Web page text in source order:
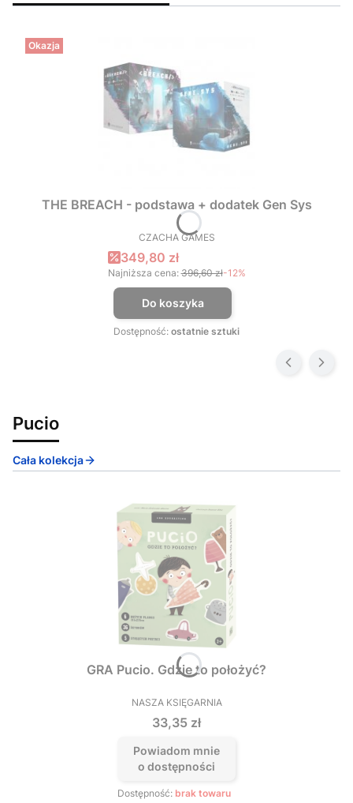
Okazja
THE BREACH - podstawa + dodatek Gen Sys
PRODUCENT
CZACHA GAMES
Cena promocyjna
349,80 zł
Najniższa cena: 396,60 zł-12%
Do koszyka
Dostępność: ostatnie sztuki
Pucio
Cała kolekcja
GRA Pucio. Gdzie to położyć?
PRODUCENT
NASZA KSIĘGARNIA
Cena
33,35 zł
Powiadom mnie
o dostępności
Dostępność: brak towaru